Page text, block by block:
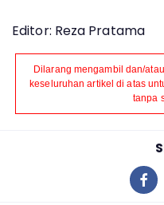
Editor: Reza Pratama
Dilarang mengambil dan/
keseluruhan artikel di atas
tanpa